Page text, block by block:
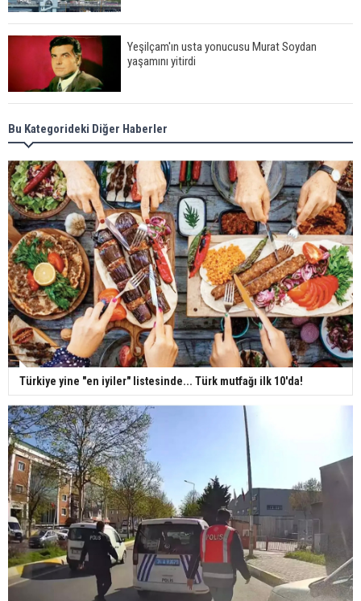
Yeşilçam'ın usta yonucusu Murat Soydan
yaşamını yitirdi
Meral Akşener ile Müsavat Dervişoğlu cenazede
görüntülendi
29 Mayıs okullar tatil mi?
Bilim kurgu gerçekleşiyor... Dondurulmuş
insanları hayata döndürecek keşif
Ünlü türkücü Mahmut Tuncer estetik operasyon
geçirdi: Son hali gündem oldu
Yerli turist 229,7 milyar lira seyahat harcaması
yaptı
Gazze'deki Sağlık Bakanlığı duyurdu: Vahşetin
pençesinde 2 salgın vaka tespit edildi
Bu Kategorideki Diğer Haberler
Türkiye yine "en iyiler" listesinde... Türk mutfağı ilk 10'da!